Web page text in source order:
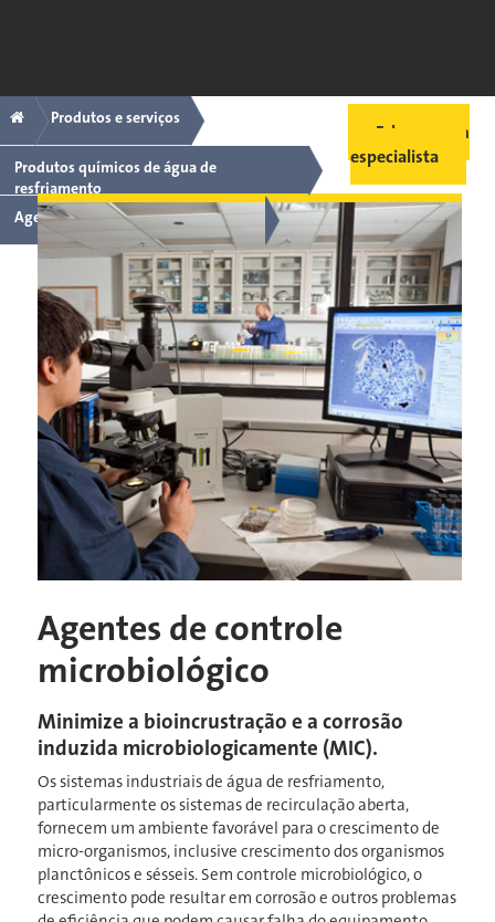
principal
Trilha
Produtos e serviços
Produtos químicos de água de
resfriamento
Agentes de controle microbiológico
Fale com um
especialista
Agentes de controle
microbiológico
Minimize a bioincrustração e a corrosão
induzida microbiologicamente (MIC).
Os sistemas industriais de água de resfriamento,
particularmente os sistemas de recirculação aberta,
fornecem um ambiente favorável para o crescimento de
micro-organismos, inclusive crescimento dos organismos
planctônicos e sésseis. Sem controle microbiológico, o
crescimento pode resultar em corrosão e outros problemas